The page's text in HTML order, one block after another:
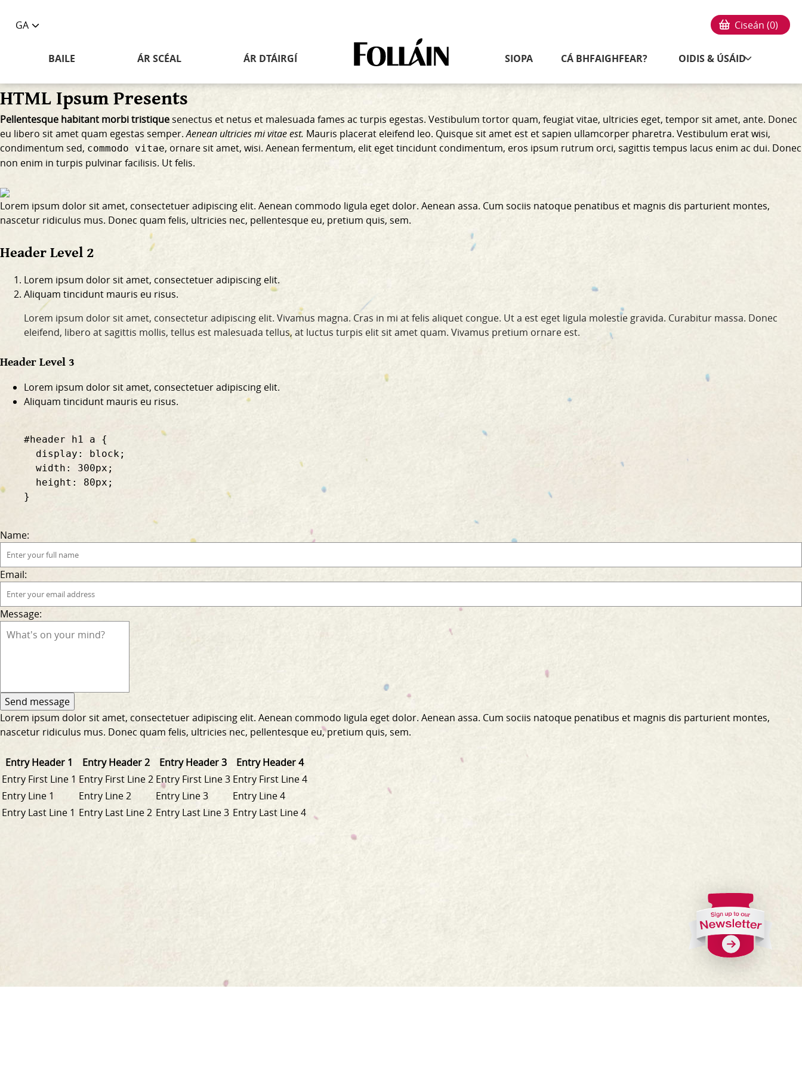
GA
language
Ciseán (0)
BAILE ÁR SCÉAL ÁR DTÁIRGÍ
Nasc
an
baile
SIOPA CÁ BHFAIGHFEAR? OIDIS & ÚSÁID
HTML Ipsum Presents
Pellentesque habitant morbi tristiquesenectus et netus et malesuada fames ac turpis egestas. Vestibulum tortor quam, feugiat vitae, ultricies eget, tempor sit amet, ante. Donec
eu libero sit amet quam egestas semper.Aenean ultricies mi vitae est. Mauris placerat eleifend leo. Quisque sit amet est et sapien ullamcorper pharetra. Vestibulum erat wisi,
condimentum sed, commodo vitae, ornare sit amet, wisi. Aenean fermentum, elit eget tincidunt condimentum, eros ipsum rutrum orci, sagittis tempus lacus enim ac dui. Donec
non enim in turpis pulvinar facilisis. Ut felis.
Lorem ipsum dolor sit amet, consectetuer adipiscing elit. Aenean commodo ligula eget dolor. Aenean assa. Cum sociis natoque penatibus et magnis dis parturient montes,
nascetur ridiculus mus. Donec quam felis, ultricies nec, pellentesque eu, pretium quis, sem.
Header Level 2
Lorem ipsum dolor sit amet, consectetuer adipiscing elit.
Aliquam tincidunt mauris eu risus.
Lorem ipsum dolor sit amet, consectetur adipiscing elit. Vivamus magna. Cras in mi at felis aliquet congue. Ut a est eget ligula molestie gravida. Curabitur massa. Donec
eleifend, libero at sagittis mollis, tellus est malesuada tellus, at luctus turpis elit sit amet quam. Vivamus pretium ornare est.
Header Level 3
Lorem ipsum dolor sit amet, consectetuer adipiscing elit.
Aliquam tincidunt mauris eu risus.
    #header h1 a {
      display: block;
      width: 300px;
      height: 80px;
    }
Name:
Email:
Message:
Lorem ipsum dolor sit amet, consectetuer adipiscing elit. Aenean commodo ligula eget dolor. Aenean assa. Cum sociis natoque penatibus et magnis dis parturient montes,
nascetur ridiculus mus. Donec quam felis, ultricies nec, pellentesque eu, pretium quis, sem.
Entry Header 1 Entry Header 2 Entry Header 3
Entry Header 4
Entry First Line 1 Entry First Line 2 Entry First Line 3 Entry First Line 4
Entry Line 1
Entry Line 2 Entry Line 3
Entry Line 4
Entry Last Line 1 Entry Last Line 2 Entry Last Line 3 Entry Last Line 4